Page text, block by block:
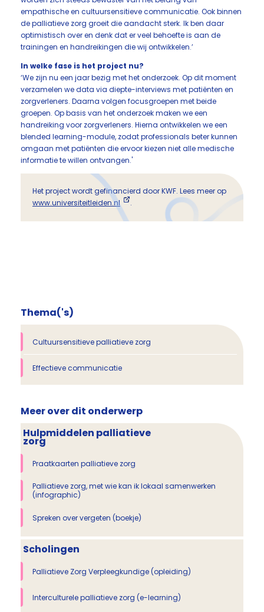
empathische en cultuursensitieve communicatie. Ook binnen
de palliatieve zorg groeit die aandacht sterk. Ik ben daar
optimistisch over en denk dat er veel behoefte is aan de
trainingen en handreikingen die wij ontwikkelen.’
In welke fase is het project nu?
‘We zijn nu een jaar bezig met het onderzoek. Op dit moment
verzamelen we data via diepte-interviews met patiënten en
zorgverleners. Daarna volgen focusgroepen met beide
groepen. Op basis van het onderzoek maken we een
handreiking voor zorgverleners. Hierna ontwikkelen we een
blended learning-module, zodat professionals beter kunnen
omgaan met patiënten die ervoor kiezen niet alle medische
informatie te willen ontvangen.'
Het project wordt gefinancierd door KWF. Lees meer op
www.universiteitleiden.nl
.
Thema('s)
Cultuursensitieve palliatieve zorg
Effectieve communicatie
Meer over dit onderwerp
Hulpmiddelen palliatieve
zorg
Praatkaarten palliatieve zorg
Palliatieve zorg, met wie kan ik lokaal samenwerken
(infographic)
Spreken over vergeten (boekje)
Scholingen
Palliatieve Zorg Verpleegkundige (opleiding)
Interculturele palliatieve zorg (e-learning)